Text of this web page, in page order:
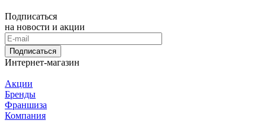
Подписаться
на новости и акции
Подписаться
Интернет-магазин
Акции
Бренды
Франшиза
Компания